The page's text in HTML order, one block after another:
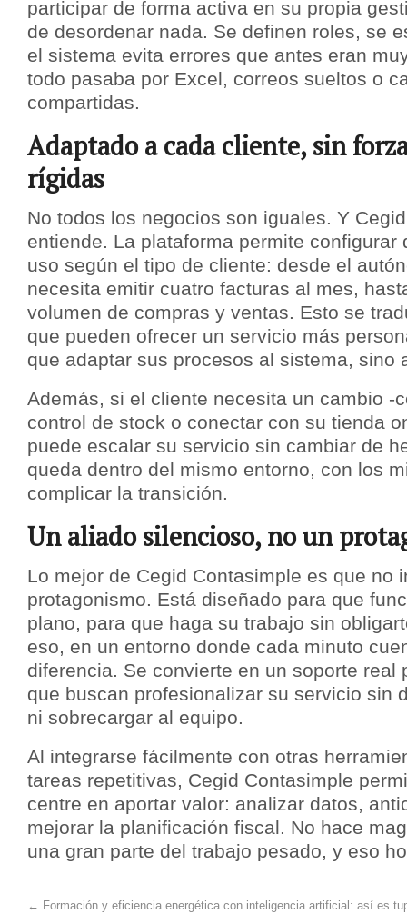
participar de forma activa en su propia
de desordenar nada. Se definen roles, se
el sistema evita errores que antes eran
todo pasaba por Excel, correos sueltos o
compartidas.
Adaptado a cada cliente, sin
rígidas
No todos los negocios son iguales. Y
entiende. La plataforma permite configurar
uso según el tipo de cliente: desde el
necesita emitir cuatro facturas al mes,
volumen de compras y ventas. Esto se
que pueden ofrecer un servicio más
que adaptar sus procesos al sistema, sino
Además, si el cliente necesita un cambio -
control de stock o conectar con su tienda
puede escalar su servicio sin cambiar de
queda dentro del mismo entorno, con los
complicar la transición.
Un aliado silencioso, no un
Lo mejor de Cegid Contasimple es que no
protagonismo. Está diseñado para que
plano, para que haga su trabajo sin
eso, en un entorno donde cada minuto
diferencia. Se convierte en un soporte real
que buscan profesionalizar su servicio sin
ni sobrecargar al equipo.
Al integrarse fácilmente con otras
tareas repetitivas, Cegid Contasimple
centre en aportar valor: analizar datos,
mejorar la planificación fiscal. No hace
una gran parte del trabajo pesado, y eso
← Formación y eficiencia energética con inteligencia artificial: así es